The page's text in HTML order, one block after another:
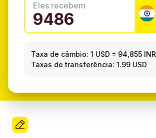
Eles recebem
Taxa de câmbio: 1 USD = 94,855 INR
Taxas de transferência: 1.99 USD